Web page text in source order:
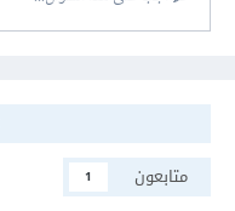
متابعون
1